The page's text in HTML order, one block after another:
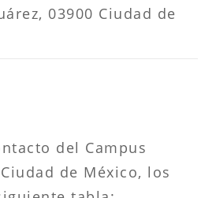
03900 Ciudad de
del Campus
Ciudad de México, los